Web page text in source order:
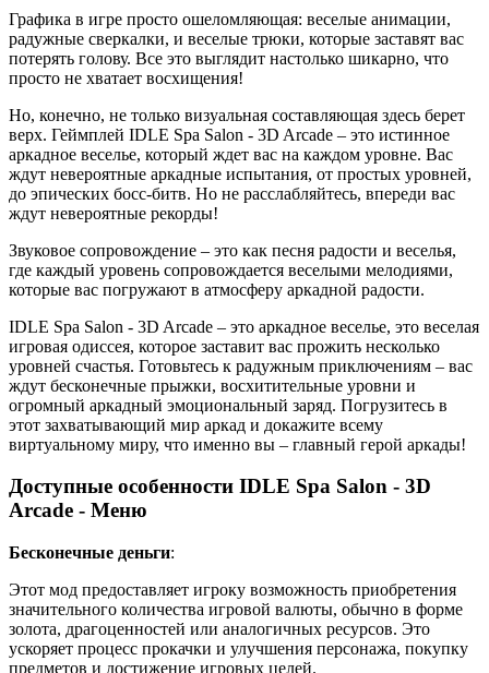
Графика в игре просто ошеломляющая: веселые анимации,
радужные сверкалки, и веселые трюки, которые заставят вас
потерять голову. Все это выглядит настолько шикарно, что
просто не хватает восхищения!
Но, конечно, не только визуальная составляющая здесь берет
верх. Геймплей IDLE Spa Salon - 3D Arcade – это истинное
аркадное веселье, который ждет вас на каждом уровне. Вас
ждут невероятные аркадные испытания, от простых уровней,
до эпических босс-битв. Но не расслабляйтесь, впереди вас
ждут невероятные рекорды!
Звуковое сопровождение – это как песня радости и веселья,
где каждый уровень сопровождается веселыми мелодиями,
которые вас погружают в атмосферу аркадной радости.
IDLE Spa Salon - 3D Arcade – это аркадное веселье, это веселая
игровая одиссея, которое заставит вас прожить несколько
уровней счастья. Готовьтесь к радужным приключениям – вас
ждут бесконечные прыжки, восхитительные уровни и
огромный аркадный эмоциональный заряд. Погрузитесь в
этот захватывающий мир аркад и докажите всему
виртуальному миру, что именно вы – главный герой аркады!
Доступные особенности IDLE Spa Salon - 3D
Arcade - Меню
Бесконечные деньги:
Этот мод предоставляет игроку возможность приобретения
значительного количества игровой валюты, обычно в форме
золота, драгоценностей или аналогичных ресурсов. Это
ускоряет процесс прокачки и улучшения персонажа, покупку
предметов и достижение игровых целей.